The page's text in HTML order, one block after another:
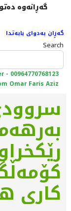
گەڕانەوە
گەڕان بەدوای بابەتدا
Search
- 00964770768123
Omar Faris Aziz
كاری